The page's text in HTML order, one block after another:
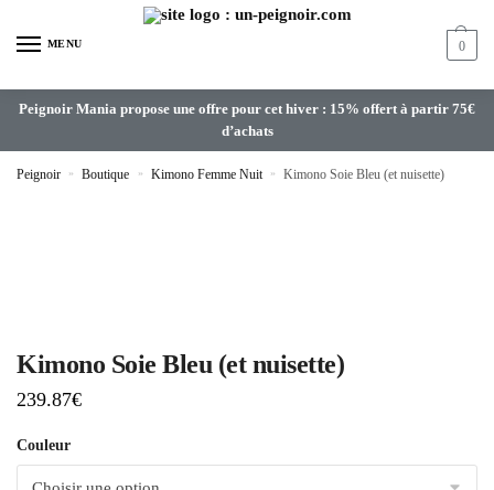
MENU 0
Peignoir Mania propose une offre pour cet hiver : 15% offert à partir 75€
d’achats
Peignoir » Boutique » Kimono Femme Nuit » Kimono Soie Bleu (et nuisette)
Kimono Soie Bleu (et nuisette)
239.87€
Couleur